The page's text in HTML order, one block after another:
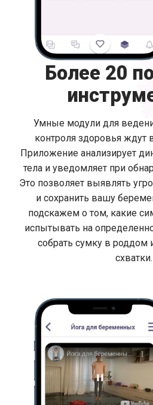
Более 20
Умные модули для
контроля здоровья ждут
Приложение анализирует
тела и уведомляет при
Это позволяет выявлять
и сохранить вашу
подскажем о том, какие
испытывать на
собрать сумку в роддом
схватки.